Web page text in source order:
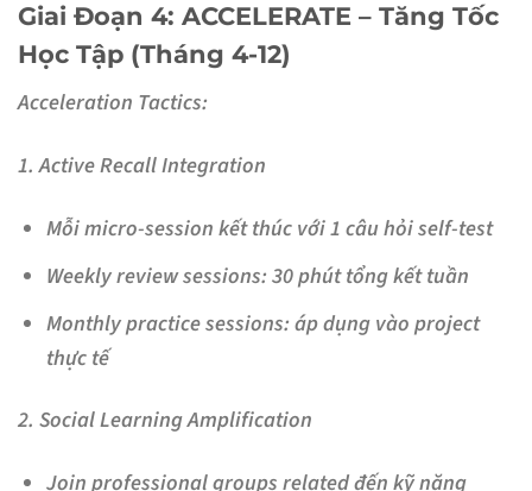
Giai Đoạn 4: ACCELERATE – Tăng Tốc
Học Tập (Tháng 4-12)
Acceleration Tactics:
1. Active Recall Integration
Mỗi micro-session kết thúc với 1 câu hỏi self-test
Weekly review sessions: 30 phút tổng kết tuần
Monthly practice sessions: áp dụng vào project
thực tế
2. Social Learning Amplification
Join professional groups related đến kỹ năng